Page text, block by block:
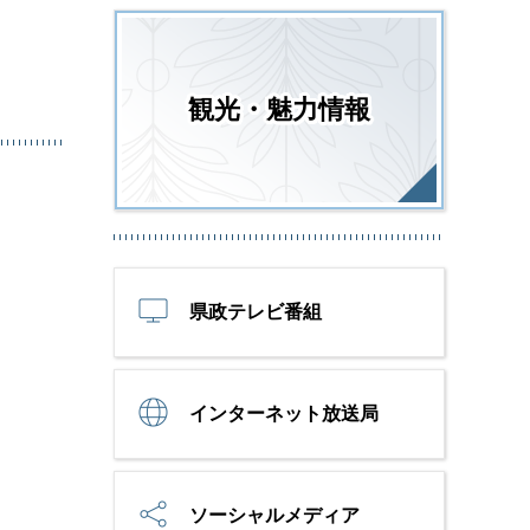
観光・魅力情報
県政テレビ番組
インターネット放送局
ソーシャルメディア